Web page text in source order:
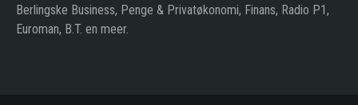
Berlingske Business, Penge & Privatøkonomi, Finans, Radio P1,
Euroman, B.T. en meer.